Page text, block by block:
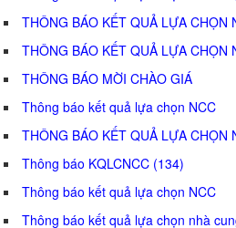
THÔNG BÁO KẾT QUẢ LỰA CHỌN
THÔNG BÁO KẾT QUẢ LỰA CHỌN
THÔNG BÁO MỜI CHÀO GIÁ
Thông báo kết quả lựa chọn NCC
THÔNG BÁO KẾT QUẢ LỰA CHỌN
Thông báo KQLCNCC (134)
Thông báo kết quả lựa chọn NCC
Thông báo kết quả lựa chọn nhà